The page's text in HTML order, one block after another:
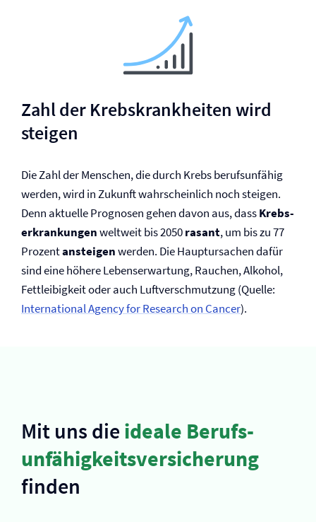
Zahl der Krebskrankheiten wird
steigen
Die Zahl der Menschen, die durch Krebs berufsunfähig
werden, wird in Zukunft wahrscheinlich noch steigen.
Denn aktuelle Prognosen gehen davon aus, dassKrebs­
erkrankungenweltweit bis 2050rasant, um bis zu 77
Prozentansteigenwerden. Die Hauptursachen dafür
sind eine höhere Lebenserwartung, Rauchen, Alkohol,
Fettleibigkeit oder auch Luftverschmutzung (Quelle:
International Agency for Research on Cancer).
Mit uns die ideale Berufs­
unfähigkeits­versicherung
finden